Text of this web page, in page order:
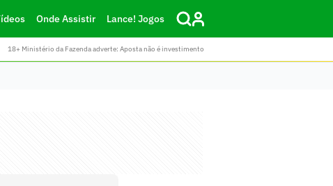
Onde Assistir Lance! Jogos
18+ Ministério da Fazenda adverte: Aposta não é investimento